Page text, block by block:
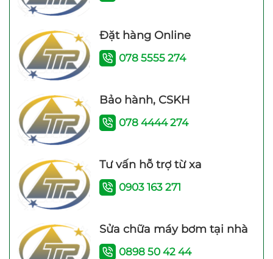
Kinh nghiệm đi chọn mua máy
bơm tăng áp
Đặt hàng Online
078 5555 274
Bảo hành, CSKH
078 4444 274
Tư vấn hỗ trợ từ xa
0903 163 271
Sửa chữa máy bơm tại nhà
0898 50 42 44